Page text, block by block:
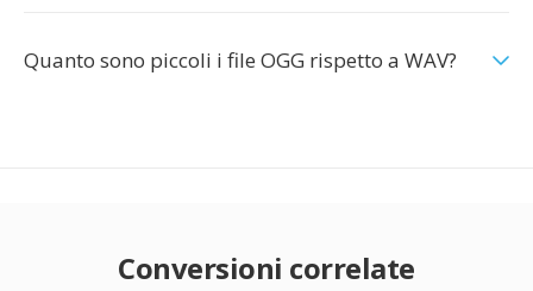
Quanto sono piccoli i file OGG rispetto a WAV?
Conversioni correlate